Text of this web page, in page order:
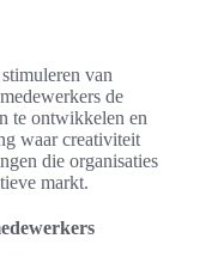
van
de
te ontwikkelen en
waar creativiteit
die organisaties
markt.